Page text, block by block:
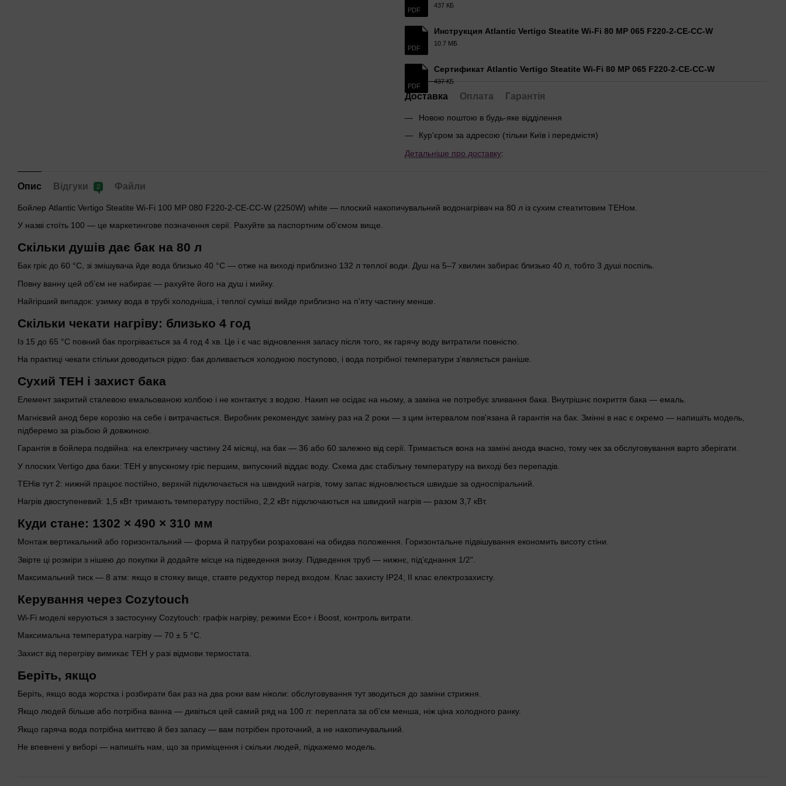
PDF
437 КБ
PDF
Инструкция Atlantic Vertigo Steatite Wi-Fi 80 MP 065 F220-2-CE-CC-W
10.7 МБ
PDF
Сертификат Atlantic Vertigo Steatite Wi-Fi 80 MP 065 F220-2-CE-CC-W
437 КБ
Доставка Оплата Гарантія
Новою поштою в будь-яке відділення
Кур'єром за адресою (тільки Київ і передмістя)
Детальніше про доставку:
Опис Відгуки 2 Файли
Бойлер Atlantic Vertigo Steatite Wi-Fi 100 MP 080 F220-2-CE-CC-W (2250W) white — плоский накопичувальний водонагрівач на 80 л із сухим стеатитовим ТЕНом.
У назві стоїть 100 — це маркетингове позначення серії. Рахуйте за паспортним обʼємом вище.
Скільки душів дає бак на 80 л
Бак гріє до 60 °C, зі змішувача йде вода близько 40 °C — отже на виході приблизно 132 л теплої води. Душ на 5–7 хвилин забирає близько 40 л, тобто 3 душі поспіль.
Повну ванну цей обʼєм не набирає — рахуйте його на душ і мийку.
Найгірший випадок: узимку вода в трубі холодніша, і теплої суміші вийде приблизно на п’яту частину менше.
Скільки чекати нагріву: близько 4 год
Із 15 до 65 °C повний бак прогрівається за 4 год 4 хв. Це і є час відновлення запасу після того, як гарячу воду витратили повністю.
На практиці чекати стільки доводиться рідко: бак доливається холодною поступово, і вода потрібної температури зʼявляється раніше.
Сухий ТЕН і захист бака
Елемент закритий сталевою емальованою колбою і не контактує з водою. Накип не осідає на ньому, а заміна не потребує зливання бака. Внутрішнє покриття бака — емаль.
Магнієвий анод бере корозію на себе і витрачається. Виробник рекомендує заміну раз на 2 роки — з цим інтервалом пов'язана й гарантія на бак. Змінні в нас є окремо — напишіть модель,
підберемо за різьбою й довжиною.
Гарантія в бойлера подвійна: на електричну частину 24 місяці, на бак — 36 або 60 залежно від серії. Тримається вона на заміні анода вчасно, тому чек за обслуговування варто зберігати.
У плоских Vertigo два баки: ТЕН у впускному гріє першим, випускний віддає воду. Схема дає стабільну температуру на виході без перепадів.
ТЕНів тут 2: нижній працює постійно, верхній підключається на швидкий нагрів, тому запас відновлюється швидше за односпіральний.
Нагрів двоступеневий: 1,5 кВт тримають температуру постійно, 2,2 кВт підключаються на швидкий нагрів — разом 3,7 кВт.
Куди стане: 1302 × 490 × 310 мм
Монтаж вертикальний або горизонтальний — форма й патрубки розраховані на обидва положення. Горизонтальне підвішування економить висоту стіни.
Звірте ці розміри з нішею до покупки й додайте місце на підведення знизу. Підведення труб — нижнє, підʼєднання 1/2".
Максимальний тиск — 8 атм: якщо в стояку вище, ставте редуктор перед входом. Клас захисту IP24, II клас електрозахисту.
Керування через Cozytouch
Wi-Fi моделі керуються з застосунку Cozytouch: графік нагріву, режими Eco+ і Boost, контроль витрати.
Максимальна температура нагріву — 70 ± 5 °C.
Захист від перегріву вимикає ТЕН у разі відмови термостата.
Беріть, якщо
Беріть, якщо вода жорстка і розбирати бак раз на два роки вам ніколи: обслуговування тут зводиться до заміни стрижня.
Якщо людей більше або потрібна ванна — дивіться цей самий ряд на 100 л: переплата за обʼєм менша, ніж ціна холодного ранку.
Якщо гаряча вода потрібна миттєво й без запасу — вам потрібен проточний, а не накопичувальний.
Не впевнені у виборі — напишіть нам, що за приміщення і скільки людей, підкажемо модель.